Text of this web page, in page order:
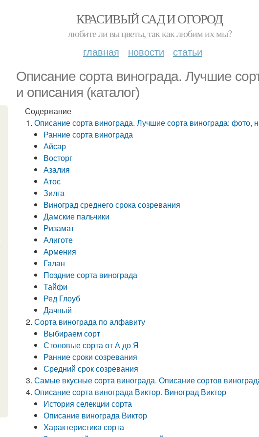
КРАСИВЫЙ САД И ОГОРОД
любите ли вы цветы, так как любим их мы?
главная новости статьи
Описание сорта винограда. Лучшие
и описания (каталог)
Содержание
Описание сорта винограда. Лучшие сорта винограда: фото,
Ранние сорта винограда
Айсар
Восторг
Азалия
Атос
Зилга
Виноград среднего срока созревания
Дамские пальчики
Ризамат
Алиготе
Армения
Галан
Поздние сорта винограда
Тайфи
Ред Глоуб
Дачный
Сорта винограда по алфавиту
Выбираем сорт
Столовые сорта от А до Я
Ранние сроки созревания
Средний срок созревания
Самые вкусные сорта винограда. Описание сортов
Описание сорта винограда Виктор. Виноград Виктор
История селекции сорта
Описание винограда Виктор
Характеристика сорта